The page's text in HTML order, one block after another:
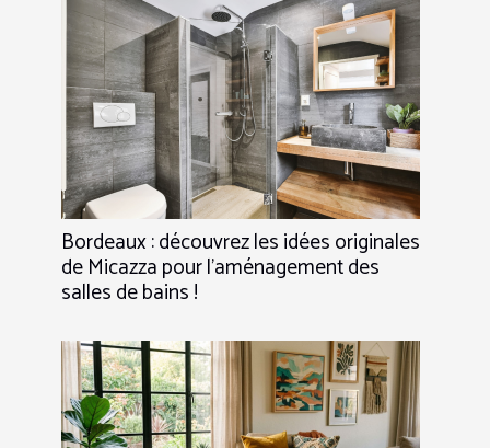
Bordeaux : découvrez les idées originales
de Micazza pour l’aménagement des
salles de bains !